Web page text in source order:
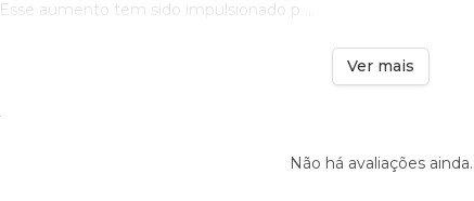
Esse aumento tem sido impulsionado p ...
Ver mais
Não há avaliações ainda.